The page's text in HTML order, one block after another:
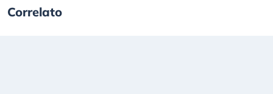
Correlato